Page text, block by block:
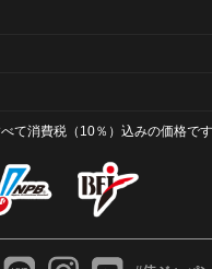
て消費税（10％）込みの価格です